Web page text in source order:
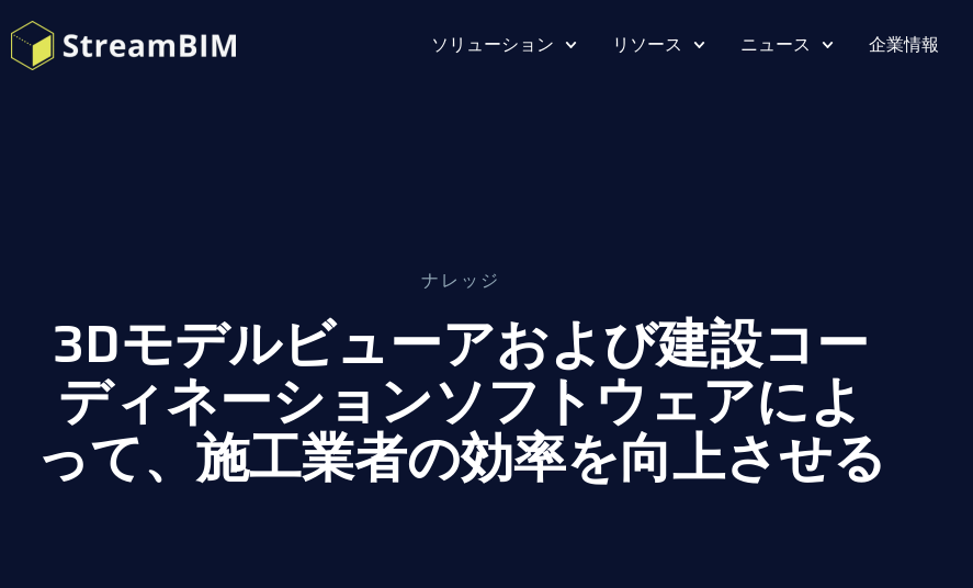
ソリューション リソース ニュース 企業情報
ナレッジ
3Dモデルビューアおよび建設コー
ディネーションソフトウェアによ
って、施工業者の効率を向上させる